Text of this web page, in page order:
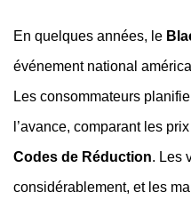
En quelques années, le
événement national
Les consommateurs
l’avance, comparant les
Codes de Réduction. Les
considérablement, et les